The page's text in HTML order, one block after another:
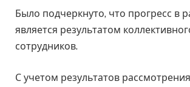
Было подчеркнуто, что прогресс в
является результатом
сотрудников.
С учетом результатов